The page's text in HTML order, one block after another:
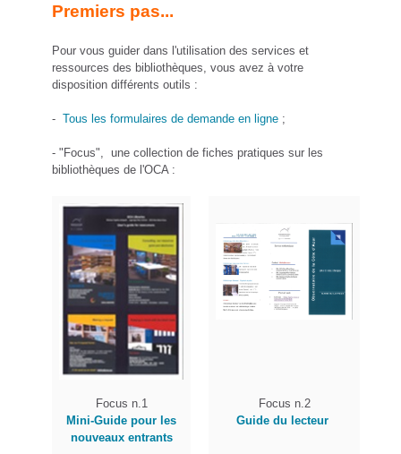
Premiers pas...
Pour vous guider dans l'utilisation des services et
ressources des bibliothèques, vous avez à votre
disposition différents outils :
- Tous les formulaires de demande en ligne ;
- "Focus", une collection de fiches pratiques sur les
bibliothèques de l'OCA :
Focus n.1
Mini-Guide pour les
nouveaux entrants
Focus n.2
Guide du lecteur